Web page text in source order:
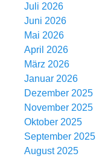
Juli 2026
Juni 2026
Mai 2026
April 2026
März 2026
Januar 2026
Dezember 2025
November 2025
Oktober 2025
September 2025
August 2025